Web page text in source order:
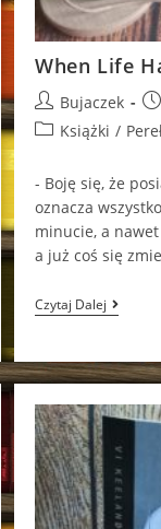
When Life
Post
author:
Bujaczek
PostKsiążki /
- Boję się, że
oznacza
minucie, a
a już coś się
Czytaj Dalej When
Life
Jewel
E.